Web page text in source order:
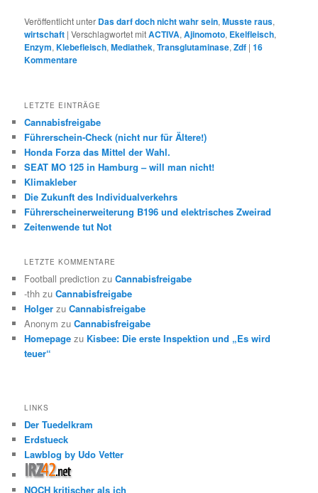
Veröffentlicht unter Das darf doch nicht wahr sein,Musste raus,
wirtschaft |Verschlagwortet mitACTIVA,Ajinomoto, Ekelfleisch,
Enzym,Klebefleisch,Mediathek,Transglutaminase,Zdf |16
Kommentare
LETZTE EINTRÄGE
Cannabisfreigabe
Führerschein-Check (nicht nur für Ältere!)
Honda Forza das Mittel der Wahl.
SEAT MO 125 in Hamburg – will man nicht!
Klimakleber
Die Zukunft des Individualverkehrs
Führerscheinerweiterung B196 und elektrisches Zweirad
Zeitenwende tut Not
LETZTE KOMMENTARE
Football prediction zuCannabisfreigabe
-thh zuCannabisfreigabe
Holger zuCannabisfreigabe
Anonym zuCannabisfreigabe
Homepage zu Kisbee: Die erste Inspektion und „Es wird
teuer“
LINKS
Der Tuedelkram
Erdstueck
Lawblog by Udo Vetter
NOCH kritischer als ich